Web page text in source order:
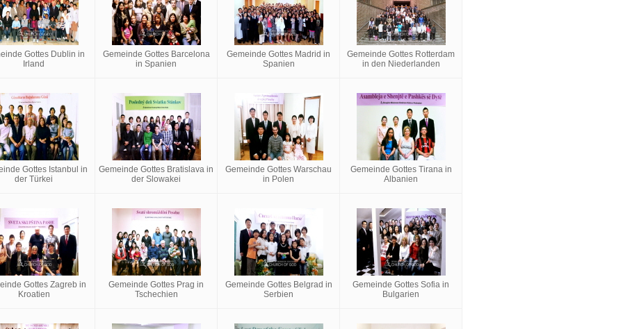
Gottes Dublin in
Irland
Gemeinde Gottes Barcelona
in Spanien
Gemeinde Gottes Madrid in
Spanien
Gemeinde Gottes Rotterdam
in den Niederlanden
Gottes Istanbul in
der Türkei
Gemeinde Gottes Bratislava in
der Slowakei
Gemeinde Gottes Warschau
in Polen
Gemeinde Gottes Tirana in
Albanien
Gottes Zagreb in
Kroatien
Gemeinde Gottes Prag in
Tschechien
Gemeinde Gottes Belgrad in
Serbien
Gemeinde Gottes Sofia in
Bulgarien